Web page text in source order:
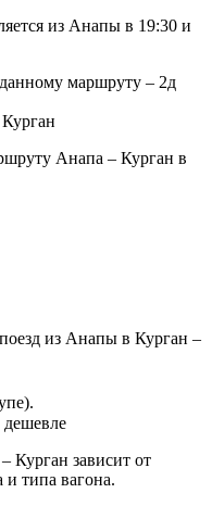
из Анапы в 19:30 и
маршруту – 2д
Анапа – Курган в
из Анапы в Курган –
Курган зависит от
и типа вагона.